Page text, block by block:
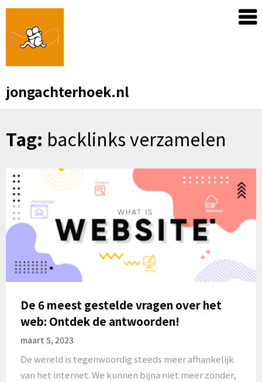
Skip
content
jongachterhoek.nl
Tag: backlinks verzamelen
De 6 meest gestelde vragen over het
web: Ontdek de antwoorden!
maart 5, 2023
De wereld is tegenwoordig steeds meer afhankelijk
van het internet. We kunnen bijna niet meer zonder,